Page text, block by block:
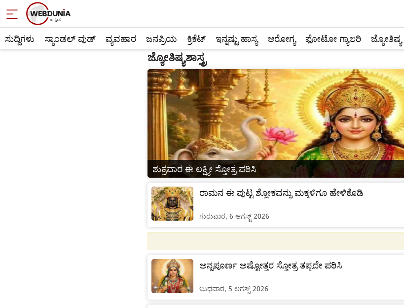
Astrology
ಸುದ್ದಿಗಳು ಸ್ಯಾಂಡಲ್ ವುಡ್ ವ್ಯವಹಾರ ಜನಪ್ರಿಯ ಕ್ರಿಕೆಟ್‌ ಇನ್ನಷ್ಟು ಹಾಸ್ಯ ಆರೋಗ್ಯ ಫೋಟೋ ಗ್ಯಾಲರಿ ಜ್ಯೋತಿಷ್ಯ
ಜ್ಯೋತಿಷ್ಯಶಾಸ್ತ್ರ
ಶುಕ್ರವಾರ ಈ ಲಕ್ಷ್ಮೀ ಸ್ತೋತ್ರ ಪಠಿಸಿ
ರಾಮನ ಈ ಪುಟ್ಟ ಶ್ಲೋಕವನ್ನು ಮಕ್ಕಳಿಗೂ ಹೇಳಿಕೊಡಿ
ಗುರುವಾರ, 6 ಆಗಸ್ಟ್ 2026
ಅನ್ನಪೂರ್ಣ ಅಷ್ಟೋತ್ತರ ಸ್ತೋತ್ರ ತಪ್ಪದೇ ಪಠಿಸಿ
ಬುಧವಾರ, 5 ಆಗಸ್ಟ್ 2026